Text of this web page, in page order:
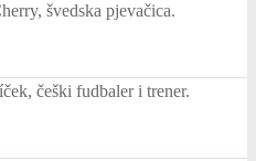
švedska pjevačica.
češki fudbaler i trener.